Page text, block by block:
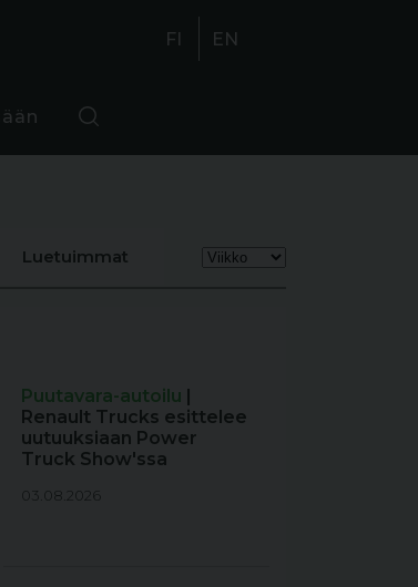
FI EN
Luetuimmat
Puutavara-autoilu |
Renault Trucks esittelee
uutuuksiaan Power
Truck Show'ssa
03.08.2026